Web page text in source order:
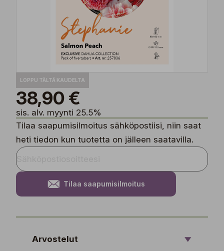
LOPPU TÄLTÄ KAUDELTA
38,90 €
sis. alv. myynti 25.5%
Tilaa saapumisilmoitus sähköpostiisi, niin saat
heti tiedon kun tuotetta on jälleen saatavilla.
Tilaa saapumisilmoitus
Arvostelut